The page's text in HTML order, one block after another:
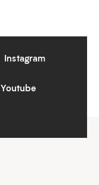
Instagram
Youtube